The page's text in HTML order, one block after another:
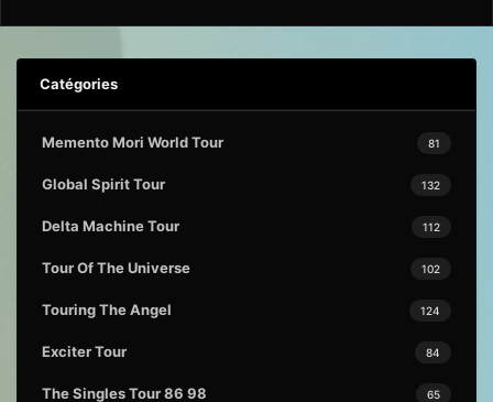
Catégories
81
Memento Mori World Tour
132
Global Spirit Tour
112
Delta Machine Tour
102
Tour Of The Universe
124
Touring The Angel
84
Exciter Tour
65
The Singles Tour 86 98